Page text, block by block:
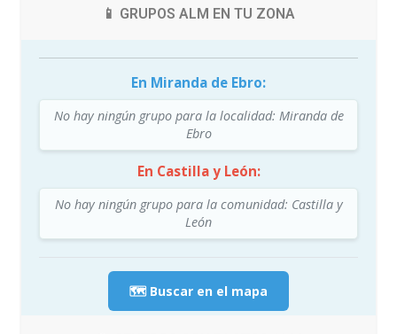
📱 GRUPOS ALM EN TU ZONA
En Miranda de Ebro:
No hay ningún grupo para la localidad: Miranda de
Ebro
En Castilla y León:
No hay ningún grupo para la comunidad: Castilla y
León
🗺️ Buscar en el mapa